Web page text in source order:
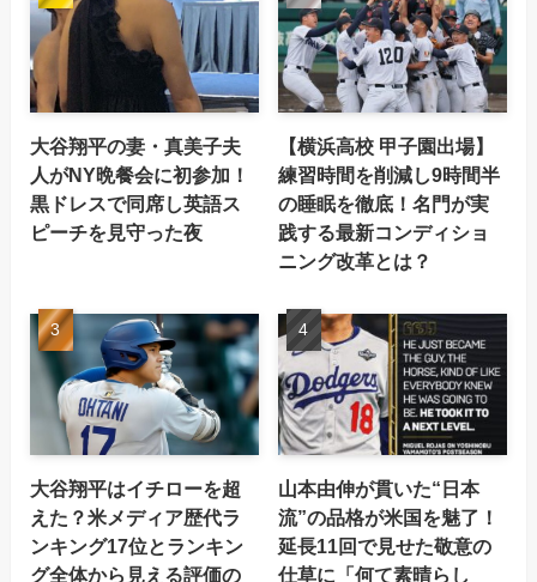
大谷翔平の妻・真美子夫
人がNY晩餐会に初参加！
黒ドレスで同席し英語ス
ピーチを見守った夜
【横浜高校 甲子園出場】
練習時間を削減し9時間半
の睡眠を徹底！名門が実
践する最新コンディショ
ニング改革とは？
大谷翔平はイチローを超
えた？米メディア歴代ラ
ンキング17位とランキン
グ全体から見える評価の
山本由伸が貫いた“日本
流”の品格が米国を魅了！
延長11回で見せた敬意の
仕草に「何て素晴らし